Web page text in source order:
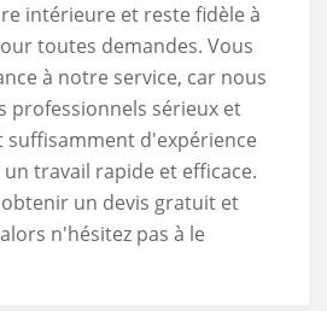
intérieure et reste fidèle à
toutes demandes. Vous
à notre service, car nous
professionnels sérieux et
suffisamment d'expérience
travail rapide et efficace.
un devis gratuit et
n'hésitez pas à le